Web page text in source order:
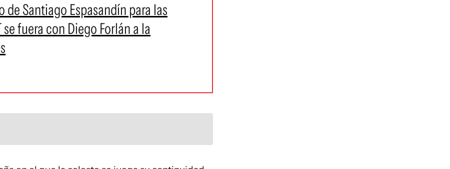
Santiago Espasandín para las
fuera con Diego Forlán a la